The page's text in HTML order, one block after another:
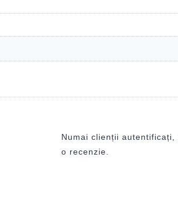
Numai clienții
o recenzie.